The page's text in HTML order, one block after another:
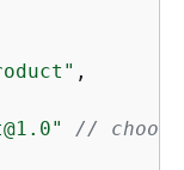
,
// choose